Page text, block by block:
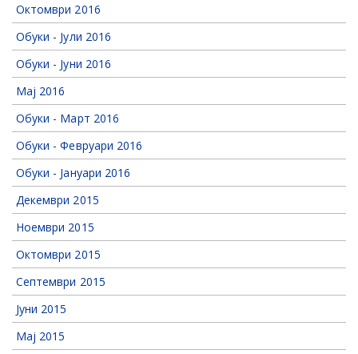
Октомври 2016
Обуки - Јули 2016
Обуки - Јуни 2016
Мај 2016
Обуки - Март 2016
Обуки - Февруари 2016
Обуки - Јануари 2016
Декември 2015
Ноември 2015
Октомври 2015
Септември 2015
Јуни 2015
Мај 2015